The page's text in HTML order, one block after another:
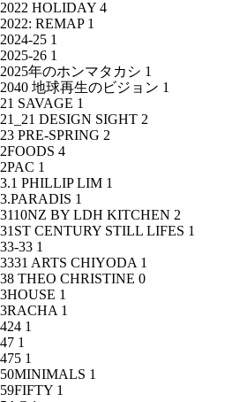
2022 HOLIDAY 4
2022: REMAP 1
2024-25 1
2025-26 1
2025年のホンマタカシ 1
2040 地球再生のビジョン 1
21 SAVAGE 1
21_21 DESIGN SIGHT 2
23 PRE-SPRING 2
2FOODS 4
2PAC 1
3.1 PHILLIP LIM 1
3.PARADIS 1
3110NZ BY LDH KITCHEN 2
31ST CENTURY STILL LIFES 1
33-33 1
3331 ARTS CHIYODA 1
38 THEO CHRISTINE 0
3HOUSE 1
3RACHA 1
424 1
47 1
475 1
50MINIMALS 1
59FIFTY 1